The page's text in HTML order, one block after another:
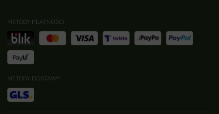
METODY PŁATNOŚCI
METODY DOSTAWY